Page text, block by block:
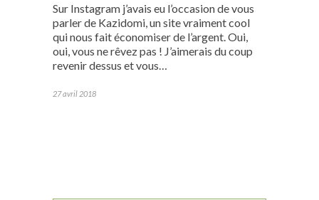
Sur Instagram j’avais eu l’occasion de vous
parler de Kazidomi, un site vraiment cool
qui nous fait économiser de l’argent. Oui,
oui, vous ne rêvez pas ! J’aimerais du coup
revenir dessus et vous…
27 avril 2018